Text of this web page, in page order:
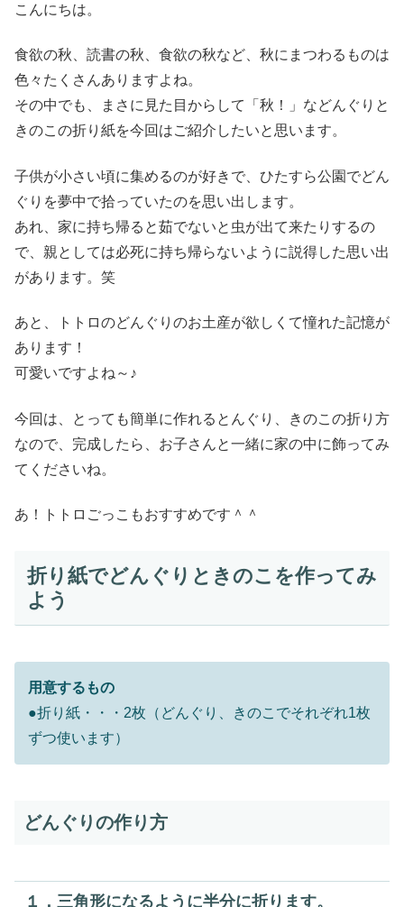
こんにちは。
食欲の秋、読書の秋、食欲の秋など、秋にまつわるものは
色々たくさんありますよね。
その中でも、まさに見た目からして「秋！」などんぐりと
きのこの折り紙を今回はご紹介したいと思います。
子供が小さい頃に集めるのが好きで、ひたすら公園でどん
ぐりを夢中で拾っていたのを思い出します。
あれ、家に持ち帰ると茹でないと虫が出て来たりするの
で、親としては必死に持ち帰らないように説得した思い出
があります。笑
あと、トトロのどんぐりのお土産が欲しくて憧れた記憶が
あります！
可愛いですよね～♪
今回は、とっても簡単に作れるとんぐり、きのこの折り方
なので、完成したら、お子さんと一緒に家の中に飾ってみ
てくださいね。
あ！トトロごっこもおすすめです＾＾
折り紙でどんぐりときのこを作ってみ
よう
用意するもの
●折り紙・・・2枚（どんぐり、きのこでそれぞれ1枚
ずつ使います）
どんぐりの作り方
１．三角形になるように半分に折ります。